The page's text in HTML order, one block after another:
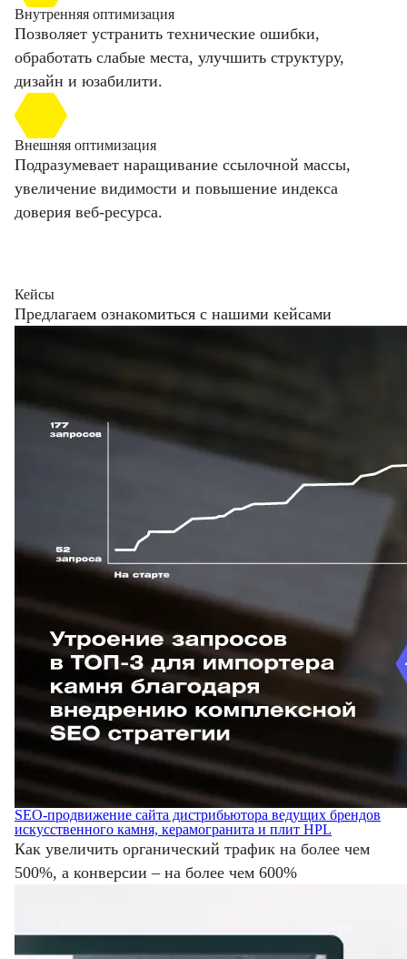
Внутренняя оптимизация
Позволяет устранить технические ошибки,
обработать слабые места, улучшить структуру,
дизайн и юзабилити.
Внешняя оптимизация
Подразумевает наращивание ссылочной массы,
увеличение видимости и повышение индекса
доверия веб-ресурса.
Кейсы
Предлагаем ознакомиться с нашими кейсами
SEO-продвижение сайта дистрибьютора ведущих брендов
искусственного камня, керамогранита и плит HPL
Как увеличить органический трафик на более чем
500%, а конверсии – на более чем 600%